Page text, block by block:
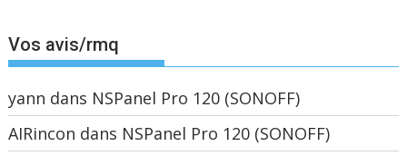
Vos avis/rmq
yann dans NSPanel Pro 120 (SONOFF)
AIRincon dans NSPanel Pro 120 (SONOFF)